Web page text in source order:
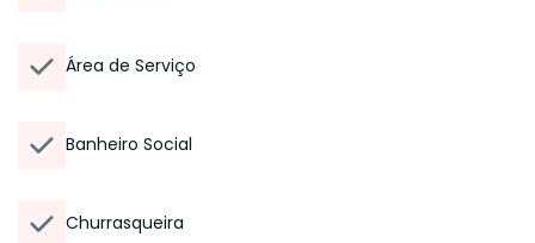
Área de Serviço
Banheiro Social
Churrasqueira